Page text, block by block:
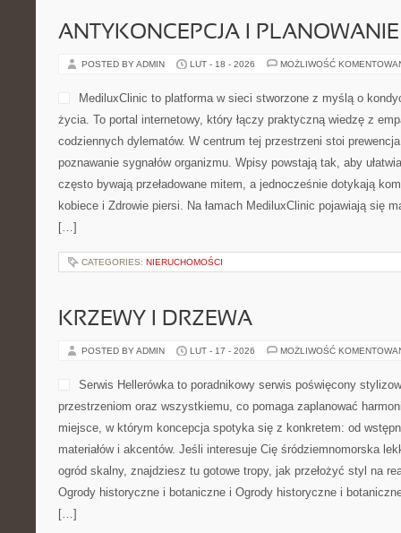
ANTYKONCEPCJA I
POSTED BY ADMIN LUT - 18 - 2026 MOŻLIWOŚĆ
MediluxClinic to platforma w sieci stworzone z myślą o
życia. To portal internetowy, który łączy praktyczną wiedzę z
codziennych dylematów. W centrum tej przestrzeni stoi
poznawanie sygnałów organizmu. Wpisy powstają tak, aby
często bywają przeładowane mitem, a jednocześnie dotykają
kobiece i Zdrowie piersi. Na łamach MediluxClinic pojawiają się
[…]
CATEGORIES: NIERUCHOMOŚCI
KRZEWY I DRZEWA
POSTED BY ADMIN LUT - 17 - 2026 MOŻLIWOŚĆ
Serwis Hellerówka to poradnikowy serwis poświęcony
przestrzeniom oraz wszystkiemu, co pomaga zaplanować
miejsce, w którym koncepcja spotyka się z konkretem: od
materiałów i akcentów. Jeśli interesuje Cię śródziemnomorska
ogród skalny, znajdziesz tu gotowe tropy, jak przełożyć styl na
Ogrody historyczne i botaniczne i Ogrody historyczne i
[…]